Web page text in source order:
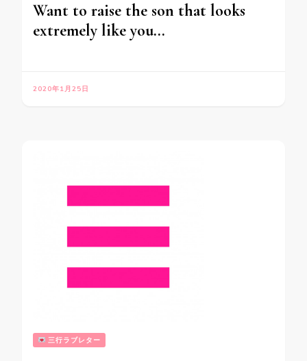
Want to raise the son that looks
extremely like you…
2020年1月25日
三行ラブレター